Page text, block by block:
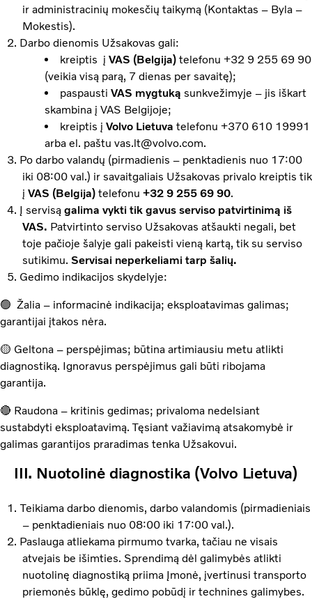
ir administracinių mokesčių taikymą (Kontaktas – Byla –
Mokestis).
Darbo dienomis Užsakovas gali:
kreiptis į VAS (Belgija) telefonu +32 9 255 69 90
(veikia visą parą, 7 dienas per savaitę);
paspausti VAS mygtuką sunkvežimyje – jis iškart
skambina į VAS Belgijoje;
kreiptis į Volvo Lietuva telefonu +370 610 19991
arba el. paštu vas.lt@volvo.com.
Po darbo valandų (pirmadienis – penktadienis nuo 17:00
iki 08:00 val.) ir savaitgaliais Užsakovas privalo kreiptis tik
į VAS (Belgija) telefonu +32 9 255 69 90.
Į servisągalima vykti tik gavus serviso patvirtinimą iš
VAS. Patvirtinto serviso Užsakovas atšaukti negali, bet
toje pačioje šalyje gali pakeisti vieną kartą, tik su serviso
sutikimu. Servisai neperkeliami tarp šalių.
Gedimo indikacijos skydelyje:
🟢 Žalia – informacinė indikacija; eksploatavimas galimas;
garantijai įtakos nėra.
🟡 Geltona – perspėjimas; būtina artimiausiu metu atlikti
diagnostiką. Ignoravus perspėjimus gali būti ribojama
garantija.
🔴 Raudona – kritinis gedimas; privaloma nedelsiant
sustabdyti eksploatavimą. Tęsiant važiavimą atsakomybė ir
galimas garantijos praradimas tenka Užsakovui.
III. Nuotolinė diagnostika (Volvo Lietuva)
Teikiama darbo dienomis, darbo valandomis (pirmadieniais
– penktadieniais nuo 08:00 iki 17:00 val.).
Paslauga atliekama pirmumo tvarka, tačiau ne visais
atvejais be išimties. Sprendimą dėl galimybės atlikti
nuotolinę diagnostiką priima Įmonė, įvertinusi transporto
priemonės būklę, gedimo pobūdį ir technines galimybes.